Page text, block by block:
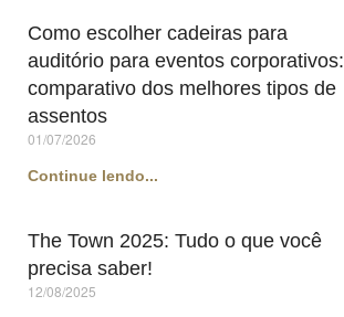
Como escolher cadeiras para
auditório para eventos corporativos:
comparativo dos melhores tipos de
assentos
01/07/2026
Continue lendo...
The Town 2025: Tudo o que você
precisa saber!
12/08/2025